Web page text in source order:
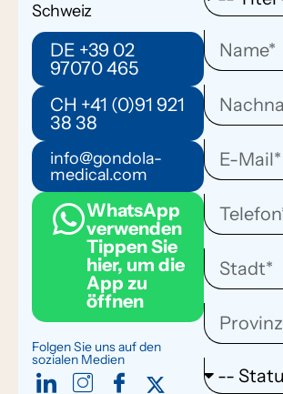
Schweiz
DE +39 02
97070 465
CH +41 (0)91 921
38 38
info@gondola-
medical.com
WhatsApp
verwenden
Tippen Sie
hier, um die
App zu
öffnen
Folgen Sie uns auf den
sozialen Medien